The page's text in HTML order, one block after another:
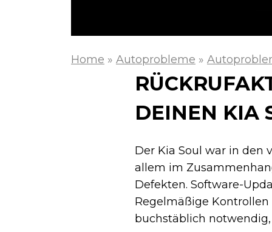
Home » Autoprobleme »
DEINEN KIA
Der Kia Soul war in den
allem im
Defekten. Software-
Regelmäßige
buchstäblich